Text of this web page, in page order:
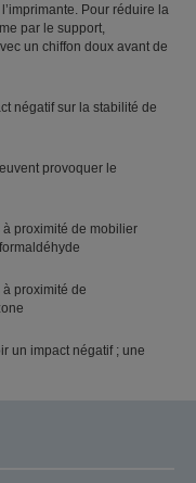
Pour réduire la
par le support,
un chiffon doux avant de
négatif sur la stabilité de
provoquer le
proximité de mobilier
proximité de
un impact négatif ; une